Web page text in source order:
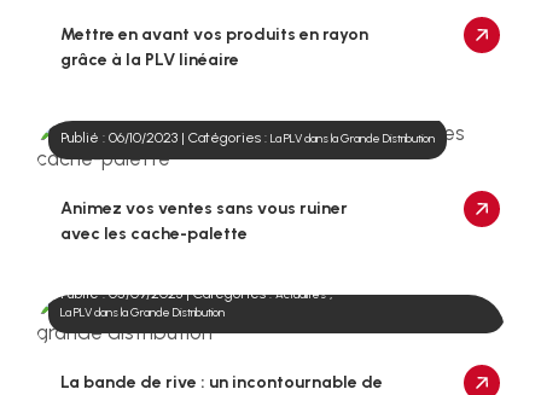
Mettre en avant vos produits en rayon
grâce à la PLV linéaire
Publié : 06/10/2023 | Catégories : La PLV dans la Grande Distribution
Animez vos ventes sans vous ruiner
avec les cache-palette
Publié : 05/09/2023 | Catégories :Actualités,
La PLV dans la Grande Distribution
La bande de rive : un incontournable de